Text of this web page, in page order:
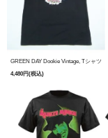
GREEN DAY Dookie Vintage, Tシャツ
4,480円(税込)